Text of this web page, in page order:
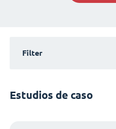
Filter
Estudios de caso